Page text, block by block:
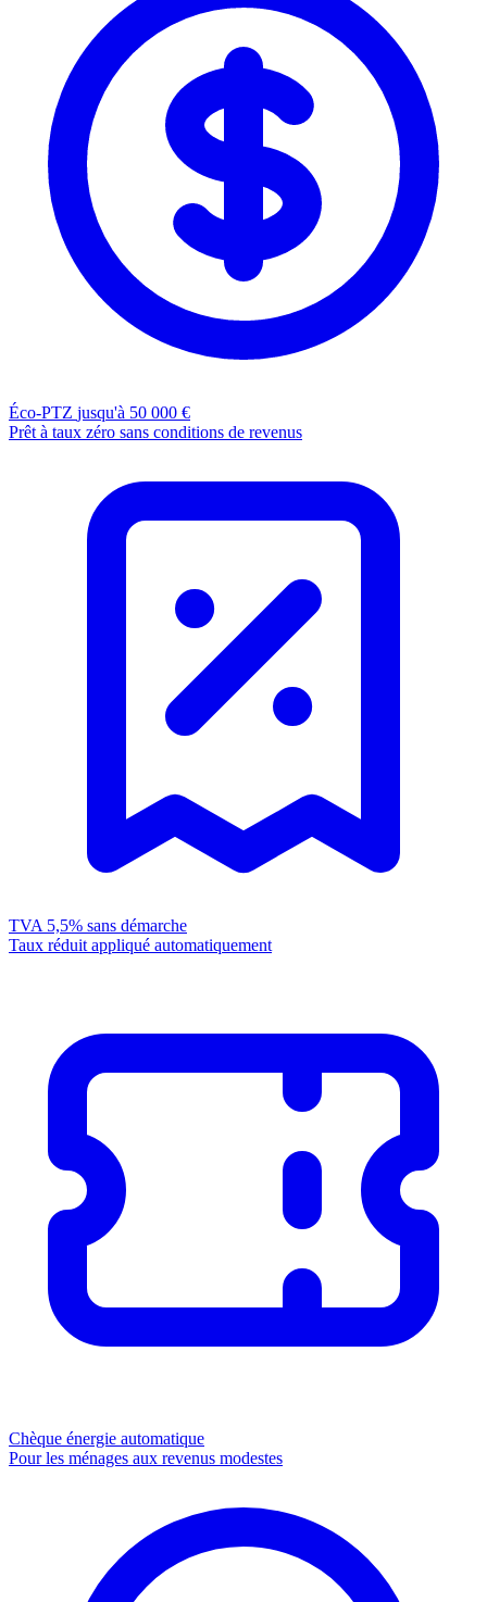
Éco-PTZ jusqu'à 50 000 €
Prêt à taux zéro sans conditions de revenus
TVA 5,5% sans démarche
Taux réduit appliqué automatiquement
Chèque énergie automatique
Pour les ménages aux revenus modestes